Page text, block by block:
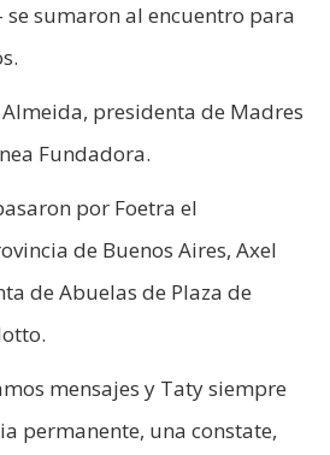
se sumaron al encuentro para
presidenta de Madres
Fundadora.
por Foetra el
de Buenos Aires, Axel
de Abuelas de Plaza de
mensajes y Taty siempre
permanente, una constate,